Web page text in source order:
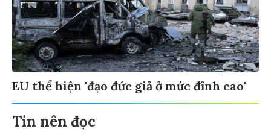
EU thể hiện 'đạo đức giả ở mức đỉnh cao'
Tin nên đọc